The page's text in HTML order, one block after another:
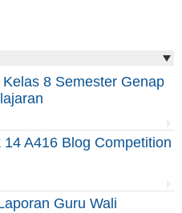
8 Semester Genap
A416 Blog Competition
Guru Wali